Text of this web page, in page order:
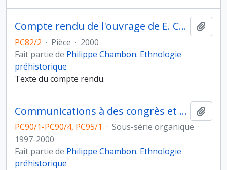
Compte rendu de l'ouvrage de E. Crubezy, C. Masset et L. Tranoy, Archéologie funéraire
PC82/2 · Pièce · 2000
Fait partie de Philippe Chambon. Ethnologie
préhistorique
Texte du compte rendu.
Communications à des congrès et publications des actes
PC90/1-PC90/4, PC95/1 · Sous-série organique ·
1997-2000
Fait partie de Philippe Chambon. Ethnologie
préhistorique